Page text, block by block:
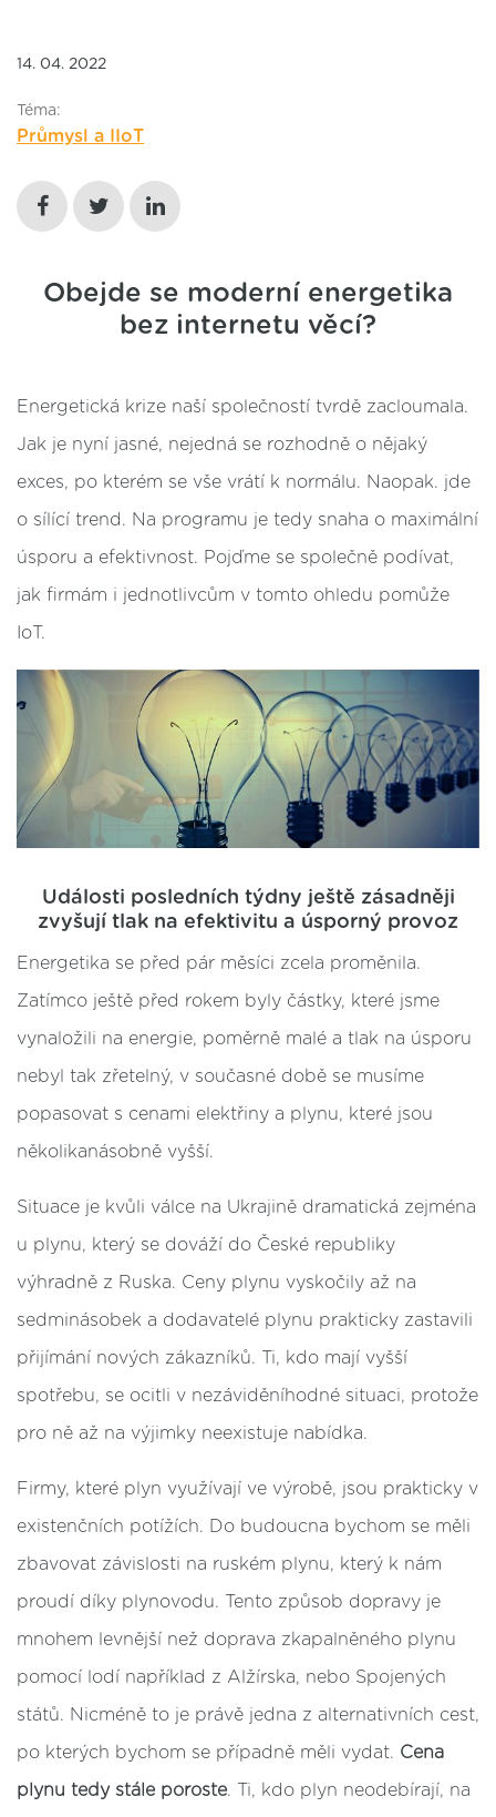
14. 04. 2022
Téma:
Průmysl a IIoT
Obejde se moderní energetika
bez internetu věcí?
Energetická krize naší společností tvrdě zacloumala.
Jak je nyní jasné, nejedná se rozhodně o nějaký
exces, po kterém se vše vrátí k normálu. Naopak. jde
o sílící trend. Na programu je tedy snaha o maximální
úsporu a efektivnost. Pojďme se společně podívat,
jak firmám i jednotlivcům v tomto ohledu pomůže
IoT.
Události posledních týdny ještě zásadněji
zvyšují tlak na efektivitu a úsporný provoz
Energetika se před pár měsíci zcela proměnila.
Zatímco ještě před rokem byly částky, které jsme
vynaložili na energie, poměrně malé a tlak na úsporu
nebyl tak zřetelný, v současné době se musíme
popasovat s cenami elektřiny a plynu, které jsou
několikanásobně vyšší.
Situace je kvůli válce na Ukrajině dramatická zejména
u plynu, který se dováží do České republiky
výhradně z Ruska. Ceny plynu vyskočily až na
sedminásobek a dodavatelé plynu prakticky zastavili
přijímání nových zákazníků. Ti, kdo mají vyšší
spotřebu, se ocitli v nezáviděníhodné situaci, protože
pro ně až na výjimky neexistuje nabídka.
Firmy, které plyn využívají ve výrobě, jsou prakticky v
existenčních potížích. Do budoucna bychom se měli
zbavovat závislosti na ruském plynu, který k nám
proudí díky plynovodu. Tento způsob dopravy je
mnohem levnější než doprava zkapalněného plynu
pomocí lodí například z Alžírska, nebo Spojených
států. Nicméně to je právě jedna z alternativních cest,
po kterých bychom se případně měli vydat. Cena
plynu tedy stále poroste. Ti, kdo plyn neodebírají, na